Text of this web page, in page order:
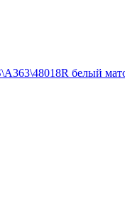
белый